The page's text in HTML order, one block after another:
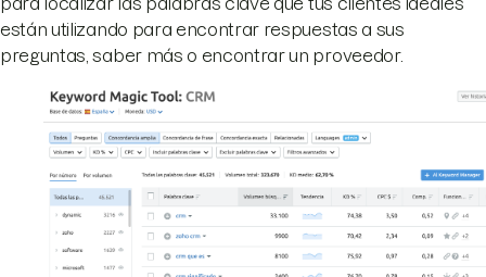
están utilizando para encontrar respuestas a sus
preguntas, saber más o encontrar un proveedor.